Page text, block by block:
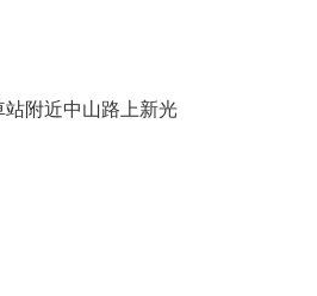
附近中山路上新光